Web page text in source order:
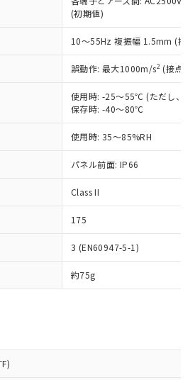
(初期値)
10～55Hz 複振幅 1.5mm (接
誤動作: 最大1000m/s2 (接点
使用時: -25～55℃ (ただし、氷
保存時: -40～80℃
使用時: 35～85%RH
パネル前面: IP66
Class II
175
3 (EN60947-5-1)
約75g
および標準価格照会結果は、
いる更新日時点での社内デー
き作成されるものであり、閲
時点での実際の在庫および標
は異なる場合があることをご
期状況および標準価格はお客
引先、またはお客様担当のオ
御機器販売店・当社販売員に
制御機器販売店や当社販売拠
売ネットワーク
」をご確認
よび標準価格結果を当社の
なく第三者に漏洩または開
ようお願いします。
ツ機能（部品リスト作成サー
ご利用いただくには、I-Web
ズにご登録されている必要が
スに関するお客様との取
必要な範囲で利用すること
下、 水銀(Hg) 1000ppm以下、 カド
以下、ポリ臭化ジフェニルエーテル類
下、フタル酸ビス(2-エチルヘキシ
1000ppm以下、フタル酸ブチ
1000ppm以下、フタル酸ジブチル
以下、フタル酸ジイソブチル
産業用監視および制御機器に対する
とを確認しています。
替え状況などにより、予定
とがあります。
の基準値 (GB/T26572)：
Hg(水銀) : 1000ppm、 Cd(カドミウ
: 1000ppm、 PBBs(ポリ臭化ビフェ
、 PBDEs(ポリ臭化ジフェニルエーテ
チル) : 1000ppm、 DIBP(フタル酸ジ
、 BBP(フタル酸ブチルベンジ
(2-エチルヘキシル)) : 1000ppm
質（10物質）のすべてが基
ことを示します。
使用状況下において有害物
いし、環境に深刻な影響を
を意味します。
です。当社販売部門へお問
制貨物等」という）を輸出
外への提供する場合は、日本
輸出許可(または役務取引許
するなどの必要な手続きを
制貨物を破棄する場合は、完
するなど、違法に輸出されな
要な手段を講じます。
社製品を、核兵器、ミサイ
兵器、生物兵器またはその他
にこれらの製造装置等に一切
社製品を第三者に販売する
上記1、2および3の内容を当
通知します。また当社は、
よび販売に係わる関係者が違
するおそれがある場合は、取
いたしません。
数以上の在庫あり
数には満たないが在庫あり
なし(最新の在庫状況につ
は、お客様のお取引先、ま
お客様担当のオムロン制御
販売店・当社販売員にご確
さい)
生産機種、また在庫状況の
を公開していない機種